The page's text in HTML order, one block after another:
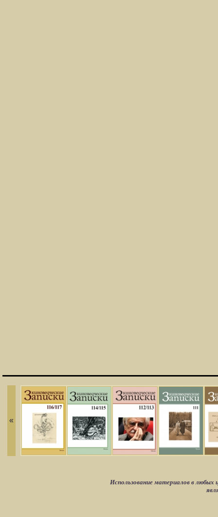
«
Использование материалов в любых